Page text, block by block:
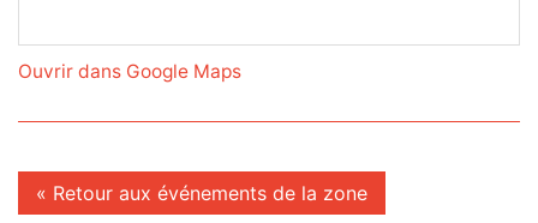
Ouvrir dans Google Maps
« Retour aux événements de la zone